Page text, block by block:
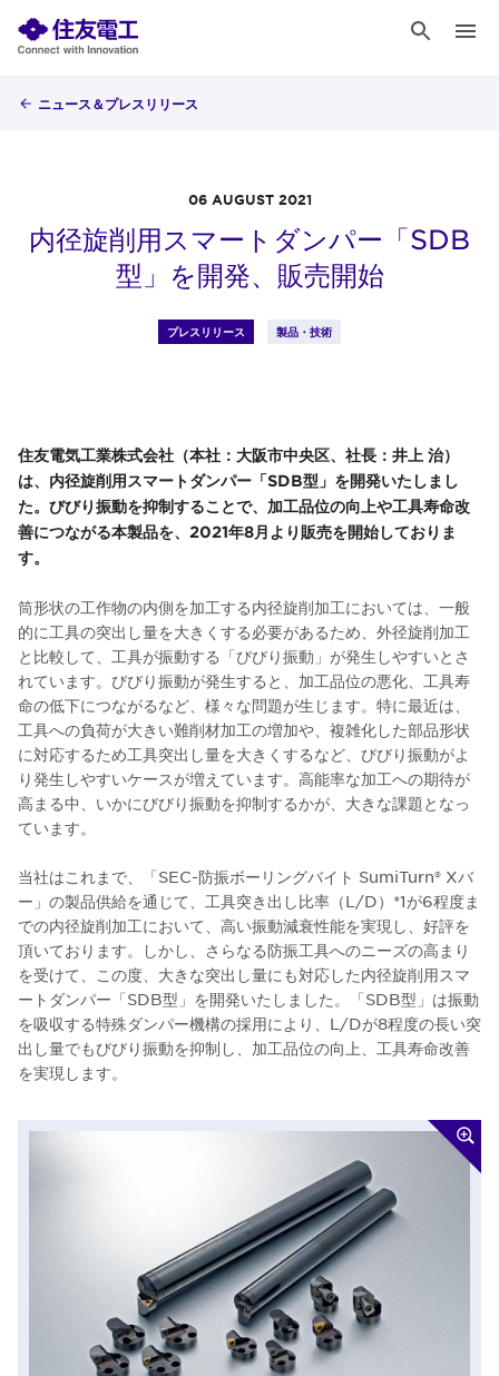
ニュース＆プレスリリース
06 AUGUST 2021
内径旋削用スマートダンパー「SDB
型」を開発、販売開始
プレスリリース 製品・技術
住友電気工業株式会社（本社：大阪市中央区、社長：井上 治）
は、内径旋削用スマートダンパー「SDB型」を開発いたしまし
た。びびり振動を抑制することで、加工品位の向上や工具寿命改
善につながる本製品を、2021年8月より販売を開始しておりま
す。
筒形状の工作物の内側を加工する内径旋削加工においては、一般
的に工具の突出し量を大きくする必要があるため、外径旋削加工
と比較して、工具が振動する「びびり振動」が発生しやすいとさ
れています。びびり振動が発生すると、加工品位の悪化、工具寿
命の低下につながるなど、様々な問題が生じます。特に最近は、
工具への負荷が大きい難削材加工の増加や、複雑化した部品形状
に対応するため工具突出し量を大きくするなど、びびり振動がよ
り発生しやすいケースが増えています。高能率な加工への期待が
高まる中、いかにびびり振動を抑制するかが、大きな課題となっ
ています。
当社はこれまで、「SEC-防振ボーリングバイト SumiTurn® Xバ
ー」の製品供給を通じて、工具突き出し比率（L/D）*1が6程度ま
での内径旋削加工において、高い振動減衰性能を実現し、好評を
頂いております。しかし、さらなる防振工具へのニーズの高まり
を受けて、この度、大きな突出し量にも対応した内径旋削用スマ
ートダンパー「SDB型」を開発いたしました。「SDB型」は振動
を吸収する特殊ダンパー機構の採用により、L/Dが8程度の長い突
出し量でもびびり振動を抑制し、加工品位の向上、工具寿命改善
を実現します。